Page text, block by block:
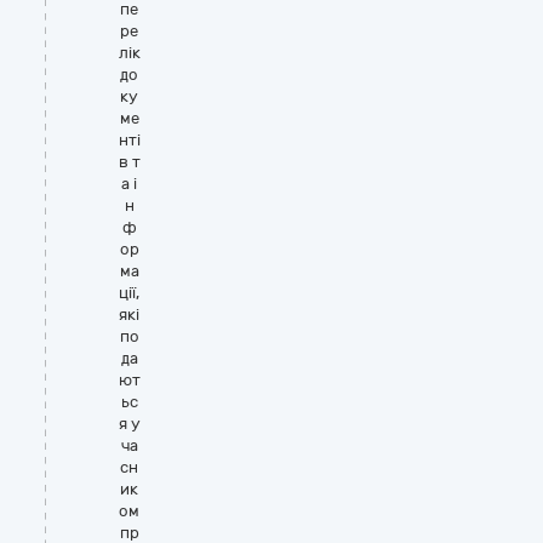
пе
ре
лік
до
ку
ме
нті
в т
а і
н
ф
ор
ма
ції,
які
по
да
ют
ьс
я у
ча
сн
ик
ом
пр